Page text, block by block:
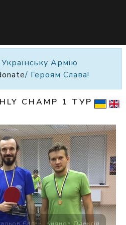
Армію
/ Героям Слава!
CHAMP 1 ТУР